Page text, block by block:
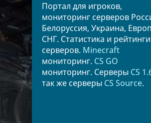
Портал для игроков,
мониторинг серверов
Белоруссия, Украина,
СНГ. Статистика и рейтинги
серверов. Minecraft
мониторинг. CS GO
мониторинг. Серверы CS
так же серверы CS Source.